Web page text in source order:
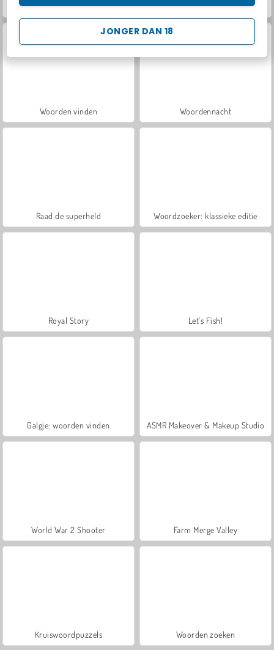
JONGER DAN 18
Car Parking City Duel Casino World
Woorden vinden Woordennacht
Raad de superheld Woordzoeker: klassieke editie
Royal Story Let's Fish!
Galgje: woorden vinden ASMR Makeover & Makeup Studio
World War 2 Shooter Farm Merge Valley
Kruiswoordpuzzels Woorden zoeken